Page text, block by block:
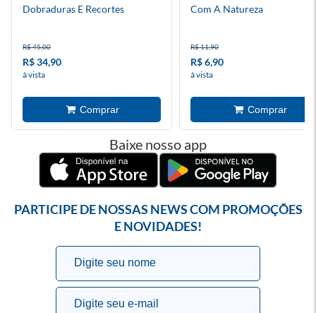
Dobraduras E Recortes
R$ 45,00
R$ 34,90
à vista
Com A Natureza
R$ 11,90
R$ 6,90
à vista
Baixe nosso app
PARTICIPE DE NOSSAS NEWS COM PROMOÇÕES
E NOVIDADES!